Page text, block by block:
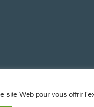
site Web pour vous offrir